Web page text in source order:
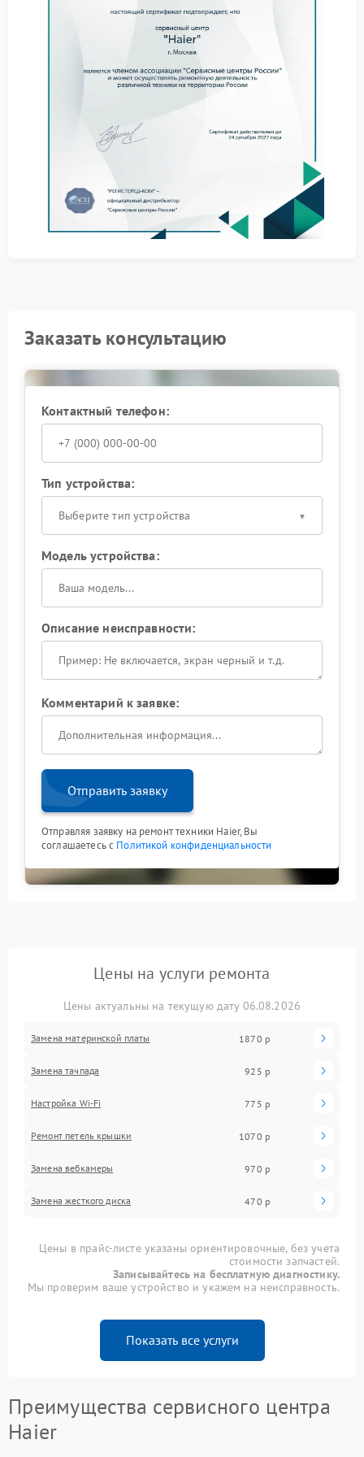
Аппаратная проверка порта и цепей питания.
Тестирование видеокарты в разных режимах
работы.
Установка актуальных драйверов и настройка
вариант ремонта ноутбука. Мы используем
качественные комплектующие и даем гарантию на
службу.
Заказать консультацию
Контактный телефон:
Тип устройства:
Выберите тип устройства
Модель устройства:
Описание неисправности:
Комментарий к заявке:
Отправить заявку
Отправляя заявку на ремонт техники Haier, Вы
соглашаетесь с Политикой конфиденциальности
Цены на услуги ремонта
Цены актуальны на текущую дату 06.08.2026
Замена материнской платы 1870 р
Замена тачпада 925 р
Настройка Wi-Fi 775 р
Ремонт петель крышки 1070 р
Замена вебкамеры 970 р
Замена жесткого диска 470 р
Цены в прайс-листе указаны ориентировочные, без учета
стоимости запчастей.
Записывайтесь на бесплатную диагностику.
Мы проверим ваше устройство и укажем на неисправность.
Показать все услуги
Преимущества сервисного центра
Haier